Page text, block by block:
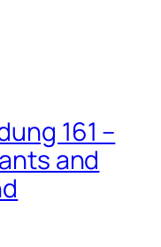
161 –
and